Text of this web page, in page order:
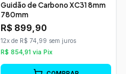
Guidão de Carbono XC31 8mm
780mm
R$ 899,90
12x de R$ 74,99 sem juros
R$ 854,91 via Pix